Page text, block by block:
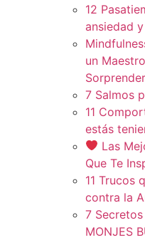
12
ansiedad
un
7 Salmos
11
estás
Las
Que Te
11 Trucos
contra la
7
MONJES